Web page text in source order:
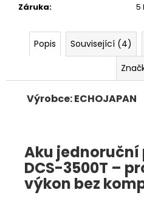
Záruka: 5
Popis Související (4)
Výrobce: ECHOJAPAN
Aku jednoruční
DCS-3500T –
výkon bez